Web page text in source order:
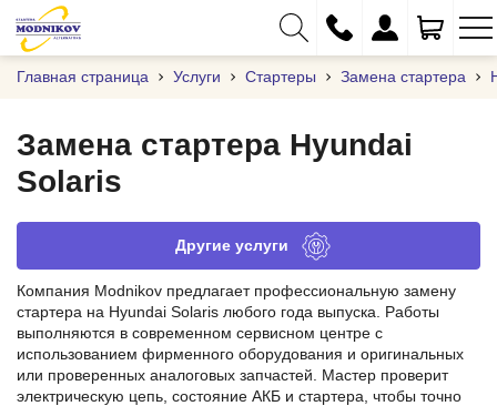
+375 (17) 373-97-09
+375 (29) 262-61-18
info@modnikov.com
Главная страница Услуги Стартеры Замена стартера
Замена стартера Hyundai
Solaris
Другие услуги
Компания Modnikov предлагает профессиональную замену
стартера на Hyundai Solaris любого года выпуска. Работы
выполняются в современном сервисном центре с
использованием фирменного оборудования и оригинальных
или проверенных аналоговых запчастей. Мастер проверит
электрическую цепь, состояние АКБ и стартера, чтобы точно